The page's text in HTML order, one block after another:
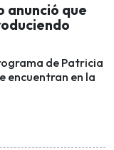
anunció que
de Patricia
encuentran en la